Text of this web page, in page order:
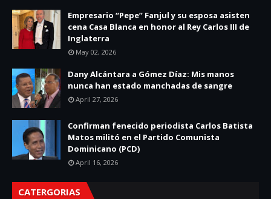
Empresario “Pepe” Fanjul y su esposa asisten
cena Casa Blanca en honor al Rey Carlos III de
Inglaterra
May 02, 2026
Dany Alcántara a Gómez Díaz: Mis manos
nunca han estado manchadas de sangre
April 27, 2026
Confirman fenecido periodista Carlos Batista
Matos militó en el Partido Comunista
Dominicano (PCD)
April 16, 2026
CATERGORIAS